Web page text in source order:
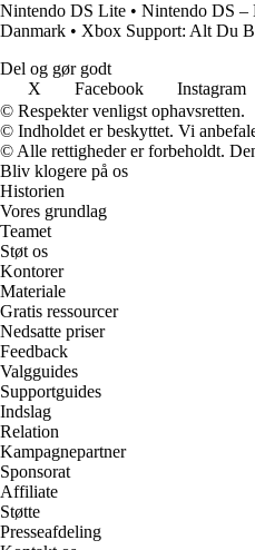
Nintendo DS Lite • Nintendo DS –
Danmark • Xbox Support: Alt Du
Del og gør godt
X
Facebook Instagram
© Respekter venligst ophavsretten.
© Indholdet er beskyttet. Vi
© Alle rettigheder er forbeholdt.
Bliv klogere på os
Historien
Vores grundlag
Teamet
Støt os
Kontorer
Materiale
Gratis ressourcer
Nedsatte priser
Feedback
Valgguides
Supportguides
Indslag
Relation
Kampagnepartner
Sponsorat
Affiliate
Støtte
Presseafdeling